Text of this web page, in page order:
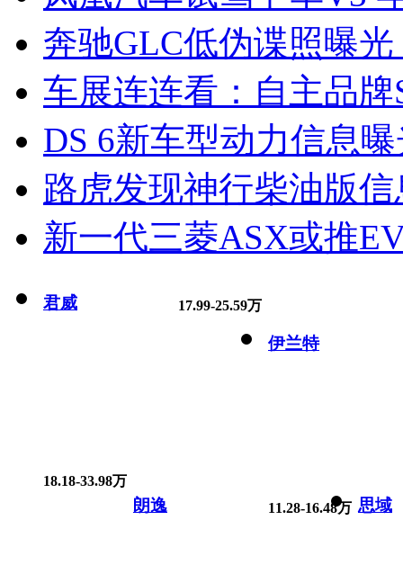
奔驰GLC低伪谍照曝
车展连连看：自主品牌
DS 6新车型动力信息
路虎发现神行柴油版
新一代三菱ASX或推
君威 17.99-25.59万
伊兰特
18.18-33.98万
朗逸 11.28-16.48万 思域